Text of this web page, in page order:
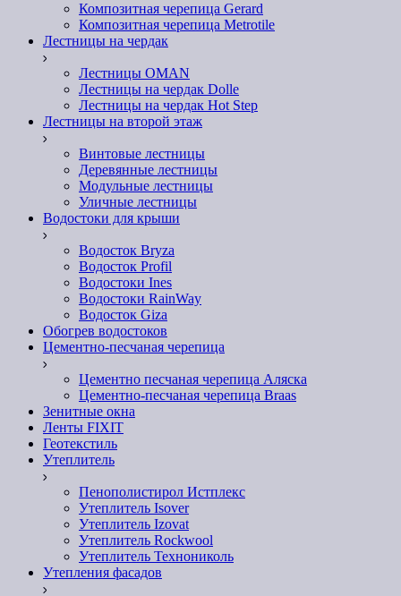
Композитная черепица Gerard
Композитная черепица Metrotile
Лестницы на чердак
Лестницы OMAN
Лестницы на чердак Dolle
Лестницы на чердак Hot Step
Лестницы на второй этаж
Винтовые лестницы
Деревянные лестницы
Модульные лестницы
Уличные лестницы
Водостоки для крыши
Водосток Bryza
Водосток Profil
Водостоки Ines
Водостоки RainWay
Водосток Giza
Обогрев водостоков
Цементно-песчаная черепица
Цементно песчаная черепица Аляска
Цементно-песчаная черепица Braas
Зенитные окна
Ленты FIXIT
Геотекстиль
Утеплитель
Пенополистирол Истплекс
Утеплитель Isover
Утеплитель Izovat
Утеплитель Rockwool
Утеплитель Технониколь
Утепления фасадов